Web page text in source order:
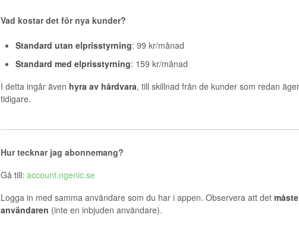
Vad kostar det för nya kunder?
Standard utan elprisstyrning: 99 kr/månad
Standard med elprisstyrning: 159 kr/månad
I detta ingår även hyra av hårdvara, till skillnad från de kunder som redan
tidigare.
Hur tecknar jag abonnemang?
Gå till: account.ngenic.se
Logga in med samma användare som du har i appen. Observera att det
användaren (inte en inbjuden användare).